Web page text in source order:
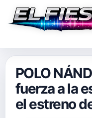
POLO
fuerza a la
el estreno